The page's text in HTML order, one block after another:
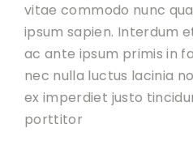
vitae commodo nunc
ipsum sapien. Interdum
ac ante ipsum primis in
nec nulla luctus lacinia
ex imperdiet justo
porttitor